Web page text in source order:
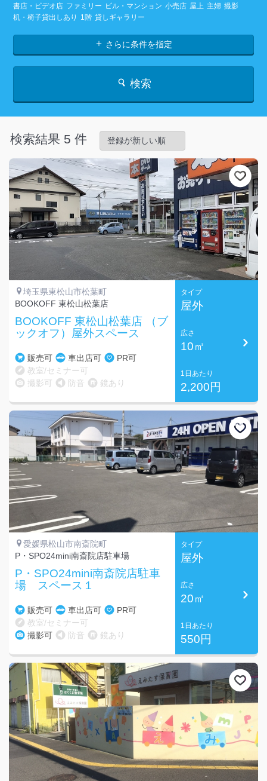
書店・ビデオ店 ファミリー ビル・マンション 小売店 屋上 主婦 撮影
机・椅子貸出しあり
1階 貸しギャラリー
さらに条件を指定
検索
検索結果 5 件
埼玉県東松山市松葉町
BOOKOFF 東松山松葉店
BOOKOFF 東松山松葉店 （ブ
ックオフ）屋外スペース
販売可 車出店可
PR可
教室/セミナー可
撮影可
防音 鏡あり
タイプ
屋外
広さ
10㎡
1日あたり
2,200円
愛媛県松山市南斎院町
P・SPO24mini南斎院店駐車場
P・SPO24mini南斎院店駐車
場 スペース１
販売可 車出店可
PR可
教室/セミナー可
撮影可
防音 鏡あり
タイプ
屋外
広さ
20㎡
1日あたり
550円